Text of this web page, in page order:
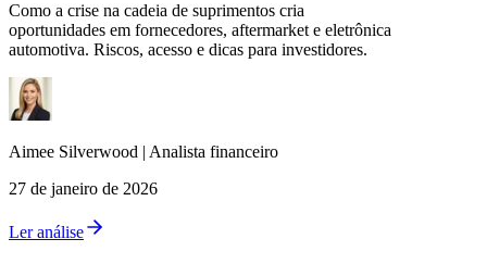
Como a crise na cadeia de suprimentos cria
oportunidades em fornecedores, aftermarket e eletrônica
automotiva. Riscos, acesso e dicas para investidores.
Aimee Silverwood | Analista financeiro
27 de janeiro de 2026
Ler análise